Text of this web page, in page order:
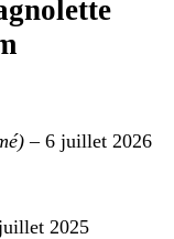
– 6 juillet 2026
2025